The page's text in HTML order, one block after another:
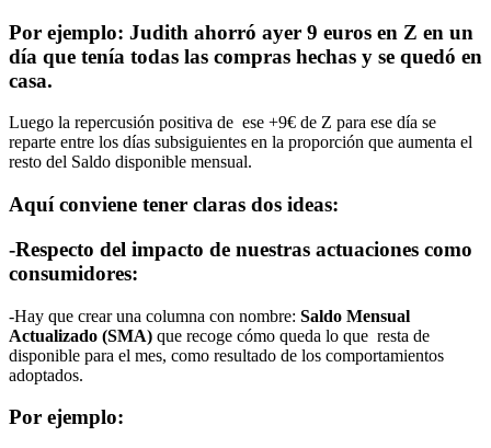
Por ejemplo: Judith ahorró ayer 9 euros en Z en un
día que tenía todas las compras hechas y se quedó en
casa.
Luego la repercusión positiva de ese +9€ de Z para ese día se
reparte entre los días subsiguientes en la proporción que aumenta el
resto del Saldo disponible mensual.
Aquí conviene tener claras dos ideas:
-Respecto del impacto de nuestras actuaciones como
consumidores:
-Hay que crear una columna con nombre: Saldo Mensual
Actualizado (SMA) que recoge cómo queda lo que resta de
disponible para el mes, como resultado de los comportamientos
adoptados.
Por ejemplo: